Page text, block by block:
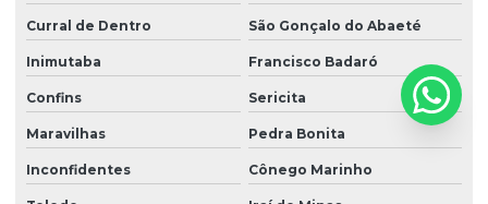
Curral de Dentro São Gonçalo do Abaeté
Inimutaba Francisco Badaró
Confins Sericita
Maravilhas Pedra Bonita
Inconfidentes Cônego Marinho